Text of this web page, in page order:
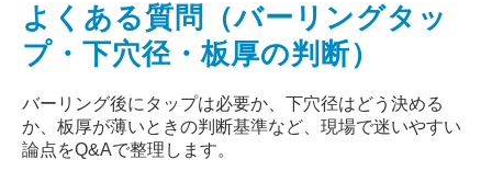
よくある質問（バーリングタッ
プ・下穴径・板厚の判断）
バーリング後にタップは必要か、下穴径はどう決める
か、板厚が薄いときの判断基準など、現場で迷いやすい
論点をQ&Aで整理します。